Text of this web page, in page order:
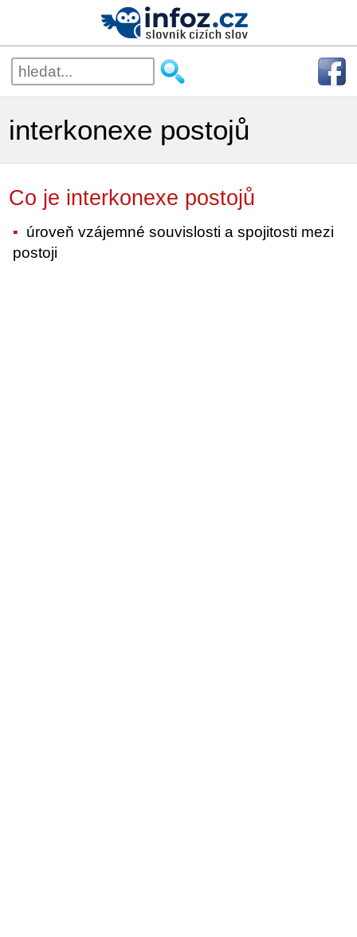
interkonexe postojů
Co je interkonexe postojů
úroveň vzájemné souvislosti a spojitosti mezi
postoji